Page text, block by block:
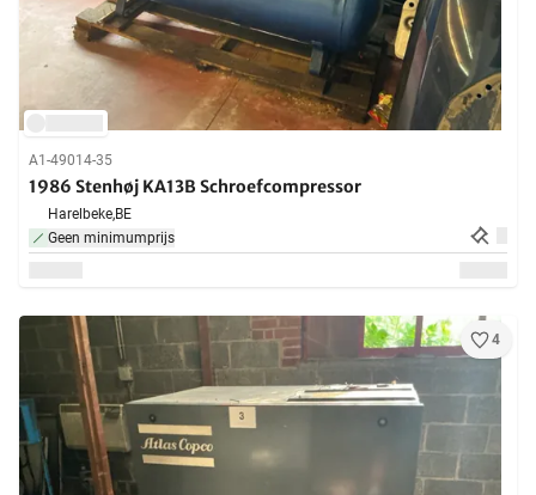
A1-49014-35
1986 Stenhøj KA13B Schroefcompressor
Harelbeke,BE
Geen minimumprijs
4